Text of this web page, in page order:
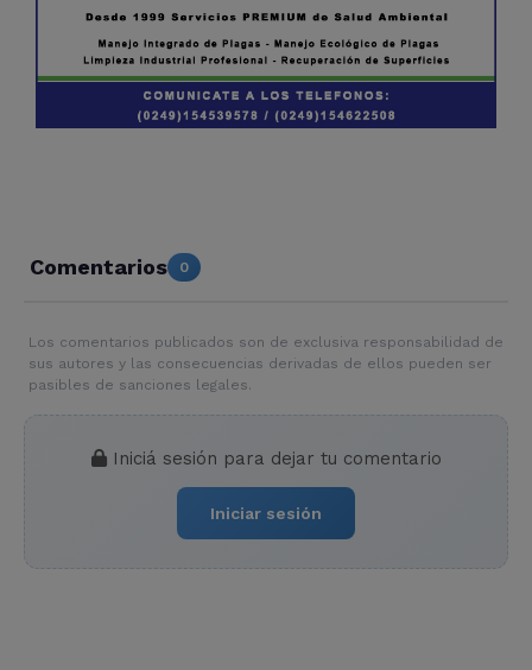
Comentarios 0
Los comentarios publicados son de exclusiva responsabilidad de
sus autores y las consecuencias derivadas de ellos pueden ser
pasibles de sanciones legales.
Iniciá sesión para dejar tu comentario
Iniciar sesión